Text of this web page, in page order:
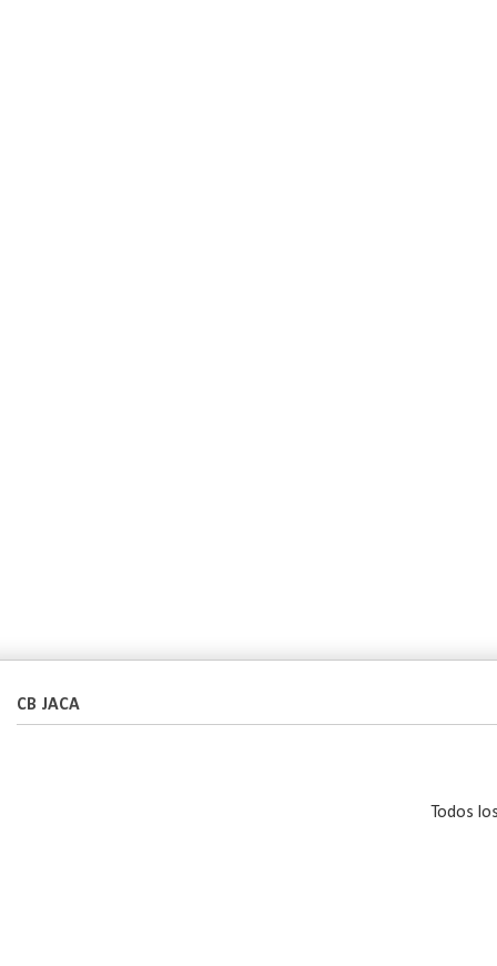
CB JACA
Todos